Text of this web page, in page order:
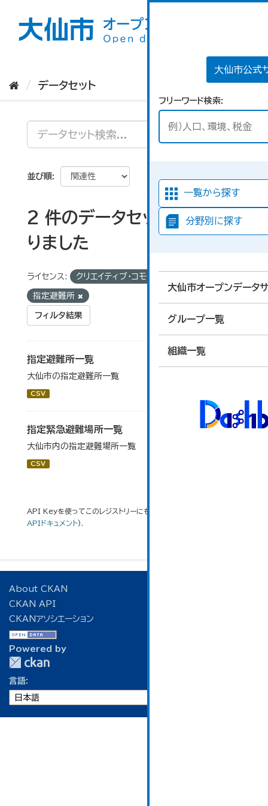
大仙市公式
フリーワード検索
一覧から探す
分野別に探す
大仙市オープンデータ
グループ一覧
組織一覧
データセット
並び順
2 件のデータセットが見つか
りました
ライセンス: クリエイティブ・コモンズ 表示
指定避難所
フィルタ結果
指定避難所一覧
大仙市の指定避難所一覧
CSV
指定緊急避難場所一覧
大仙市内の指定避難場所一覧
CSV
API Keyを使ってこのレジストリーにもアクセス可能です
APIドキュメント).
About CKAN
CKAN API
CKANアソシエーション
Powered by
言語